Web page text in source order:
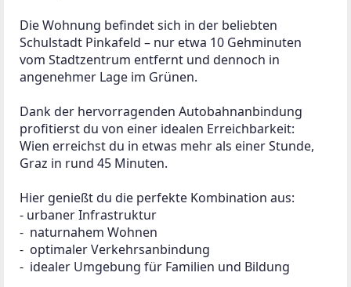
Die Wohnung befindet sich in der beliebten
Schulstadt Pinkafeld – nur etwa 10 Gehminuten
vom Stadtzentrum entfernt und dennoch in
angenehmer Lage im Grünen.
Dank der hervorragenden Autobahnanbindung
profitierst du von einer idealen Erreichbarkeit:
Wien erreichst du in etwas mehr als einer Stunde,
Graz in rund 45 Minuten.
Hier genießt du die perfekte Kombination aus:
- urbaner Infrastruktur
-  naturnahem Wohnen
-  optimaler Verkehrsanbindung
-  idealer Umgebung für Familien und Bildung